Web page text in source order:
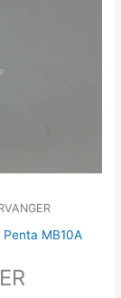
Penta MB10A